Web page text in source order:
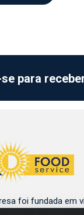
para
foi fundada em